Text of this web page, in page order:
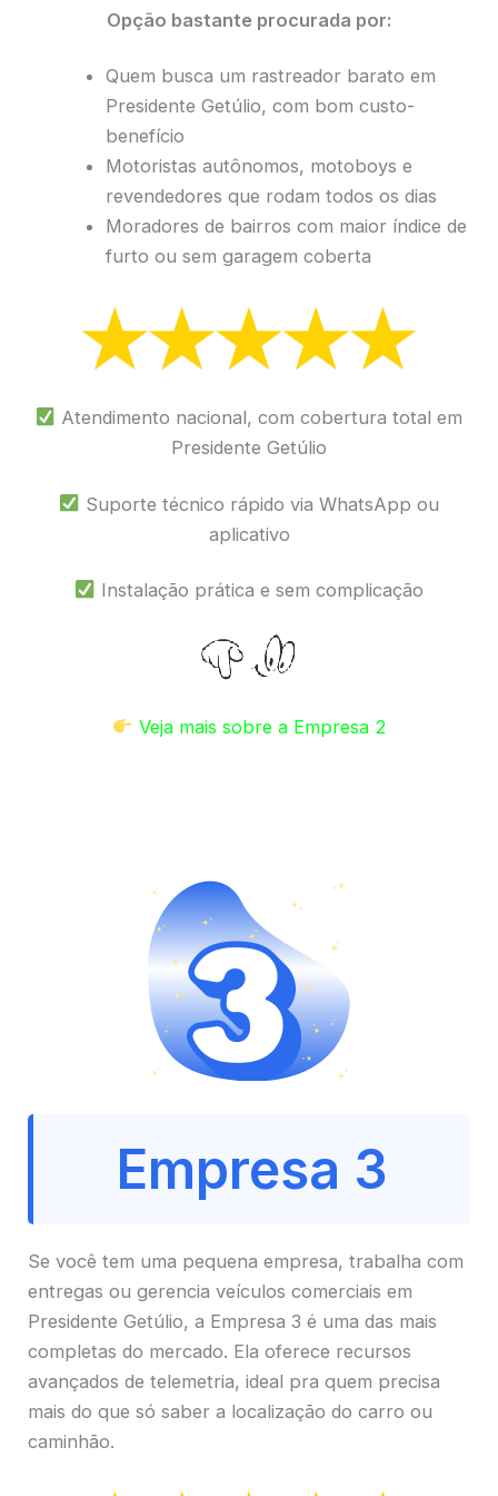
Opção bastante procurada por:
Quem busca um rastreador barato em
Presidente Getúlio, com bom custo-
benefício
Motoristas autônomos, motoboys e
revendedores que rodam todos os dias
Moradores de bairros com maior índice de
furto ou sem garagem coberta
Atendimento nacional, com cobertura total em
Presidente Getúlio
Suporte técnico rápido via WhatsApp ou
aplicativo
Instalação prática e sem complicação
Veja mais sobre a Empresa 2
Empresa 3
Se você tem uma pequena empresa, trabalha com
entregas ou gerencia veículos comerciais em
Presidente Getúlio, a Empresa 3 é uma das mais
completas do mercado. Ela oferece recursos
avançados de telemetria, ideal pra quem precisa
mais do que só saber a localização do carro ou
caminhão.